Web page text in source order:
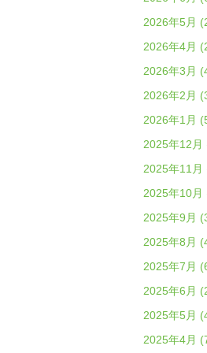
2026年5月
2026年4月
2026年3月
2026年2月
2026年1月
2025年12月
2025年11月
2025年10月
2025年9月
2025年8月
2025年7月
2025年6月
2025年5月
2025年4月